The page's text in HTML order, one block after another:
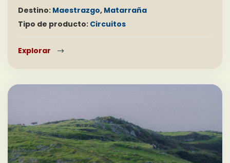
Destino: Maestrazgo, Matarraña
Tipo de producto: Circuitos
Explorar